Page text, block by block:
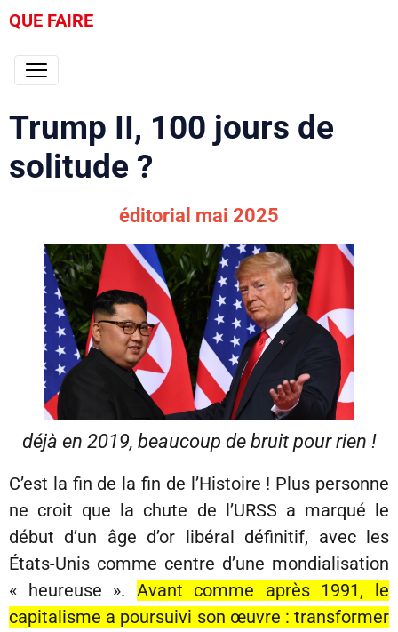
QUE FAIRE
Trump II, 100 jours de
solitude ?
éditorial mai 2025
déjà en 2019, beaucoup de bruit pour rien !
C’est la fin de la fin de l’Histoire ! Plus personne
ne croit que la chute de l’URSS a marqué le
début d’un âge d’or libéral définitif, avec les
États-Unis comme centre d’une mondialisation
« heureuse ». Avant comme après 1991, le
capitalisme a poursuivi son œuvre : transformer